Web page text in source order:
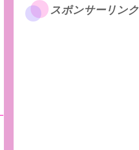
スポンサーリンク